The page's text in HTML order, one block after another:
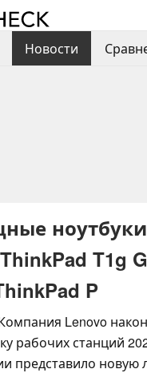
Новости
ноутбуки
T1g
P
Lenovo
рабочих станций
представило новую